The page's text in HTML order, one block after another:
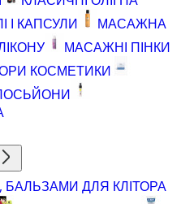
І КАПСУЛИ
МАСАЖНА
МАСАЖНІ ПІНКИ
КОСМЕТИКИ
БАЛЬЗАМИ ДЛЯ КЛІТОРА